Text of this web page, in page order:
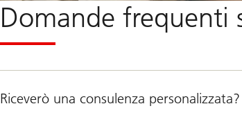
Domande frequenti
Riceverò una consulenza personalizzata?